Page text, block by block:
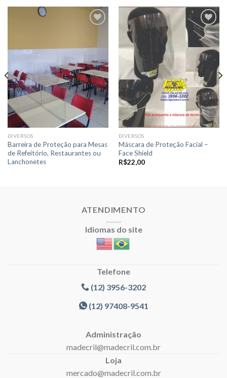
Adicionar
desejos
DIVERSOS
Barreira de Proteção para Mesas
de Refeitório, Restaurantes ou
Lanchonetes
Adicionar
a lista de
desejos
DIVERSOS
Máscara de Proteção Facial –
Face Shield
R$22,00
ATENDIMENTO
Idiomas do site
Telefone
(12) 3956-3202
(12) 97408-9541
Administração
madecril@madecril.com.br
Loja
mercado@madecril.com.br